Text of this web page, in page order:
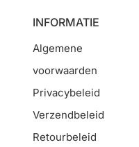
INFORMATIE
Algemene
voorwaarden
Privacybeleid
Verzendbeleid
Retourbeleid